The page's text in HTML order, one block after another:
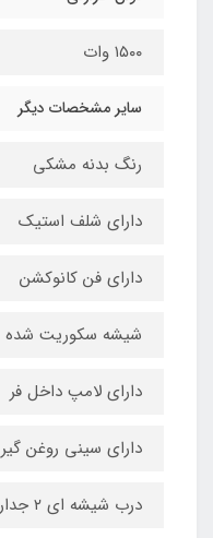
۱۵۰۰ وات
سایر مشخصات دیگر
رنگ بدنه مشکی
دارای شلف استیک
دارای فن کانوکشن
شیشه سکوریت شده
دارای لامپ داخل فر
دارای سینی روغن گیر
درب شیشه ای ۲ جداره